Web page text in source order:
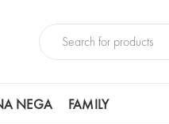
NEGA FAMILY